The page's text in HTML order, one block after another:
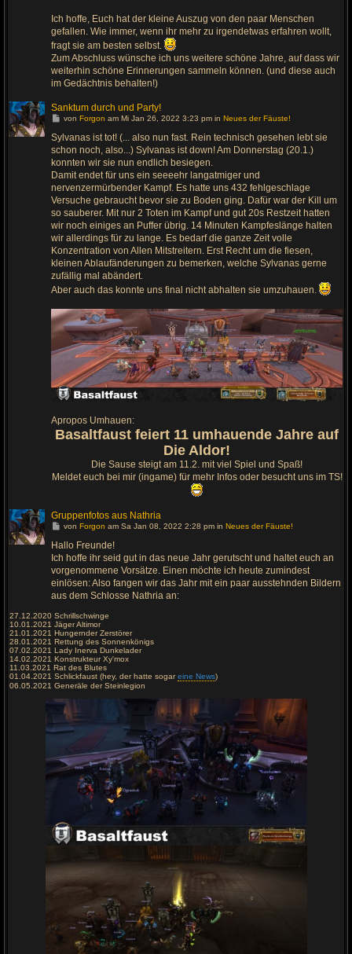
Ich hoffe, Euch hat der kleine Auszug von den paar Menschen
gefallen. Wie immer, wenn ihr mehr zu irgendetwas erfahren wollt,
fragt sie am besten selbst.
Zum Abschluss wünsche ich uns weitere schöne Jahre, auf dass wir
weiterhin schöne Erinnerungen sammeln können. (und diese auch
im Gedächtnis behalten!)
Sanktum durch und Party!
G
h
e
z
u
l
e
z
t
n
B
e
i
t
r
a
g
von Forgon am Mi Jan 26, 2022 3:23 pm in Neues der Fäuste!
Sylvanas ist tot! (... also nun fast. Rein technisch gesehen lebt sie
schon noch, also...) Sylvanas ist down! Am Donnerstag (20.1.)
konnten wir sie nun endlich besiegen.
Damit endet für uns ein seeeehr langatmiger und
nervenzermürbender Kampf. Es hatte uns 432 fehlgeschlage
Versuche gebraucht bevor sie zu Boden ging. Dafür war der Kill um
so sauberer. Mit nur 2 Toten im Kampf und gut 20s Restzeit hatten
wir noch einiges an Puffer übrig. 14 Minuten Kampfeslänge halten
wir allerdings für zu lange. Es bedarf die ganze Zeit volle
Konzentration von Allen Mitstreitern. Erst Recht um die fiesen,
kleinen Ablaufänderungen zu bemerken, welche Sylvanas gerne
zufällig mal abändert.
Aber auch das konnte uns final nicht abhalten sie umzuhauen.
Apropos Umhauen:
Basaltfaust feiert 11 umhauende Jahre auf
Die Aldor!
Die Sause steigt am 11.2. mit viel Spiel und Spaß!
Meldet euch bei mir (ingame) für mehr Infos oder besucht uns im TS!
Gruppenfotos aus Nathria
G
h
e
z
u
m
l
e
z
t
e
n
B
e
i
t
r
a
g
von Forgon am Sa Jan 08, 2022 2:28 pm in Neues der Fäuste!
Hallo Freunde!
Ich hoffe ihr seid gut in das neue Jahr gerutscht und haltet euch an
vorgenommene Vorsätze. Einen möchte ich heute zumindest
einlösen: Also fangen wir das Jahr mit ein paar ausstehnden Bildern
aus dem Schlosse Nathria an:
27.12.2020 Schrillschwinge
10.01.2021 Jäger Altimor
21.01.2021 Hungernder Zerstörer
28.01.2021 Rettung des Sonnenkönigs
07.02.2021 Lady Inerva Dunkelader
14.02.2021 Konstrukteur Xy'mox
11.03.2021 Rat des Blutes
01.04.2021 Schlickfaust (hey, der hatte sogareine News)
06.05.2021 Generäle der Steinlegion